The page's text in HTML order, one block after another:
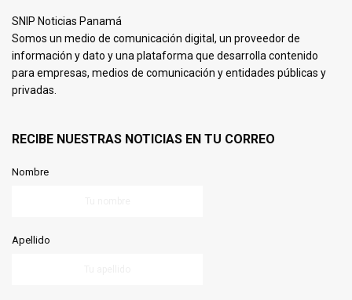
SNIP Noticias Panamá
Somos un medio de comunicación digital, un proveedor de
información y dato y una plataforma que desarrolla contenido
para empresas, medios de comunicación y entidades públicas y
privadas.
RECIBE NUESTRAS NOTICIAS EN TU CORREO
Nombre
Apellido